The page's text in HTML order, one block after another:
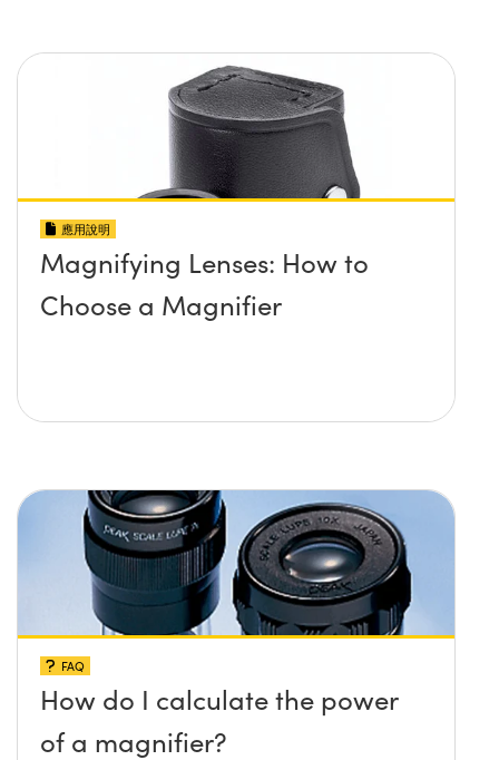
應用說明
Magnifying Lenses: How to
Choose a Magnifier
FAQ
How do I calculate the power
of a magnifier?